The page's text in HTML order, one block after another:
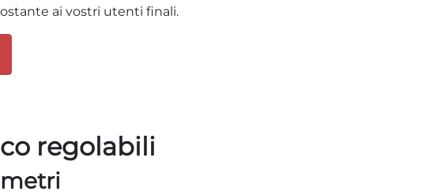
ai vostri utenti finali.
regolabili